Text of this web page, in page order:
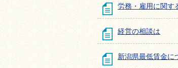
労務・雇用に関す
経営の相談は
新潟県最低賃金に